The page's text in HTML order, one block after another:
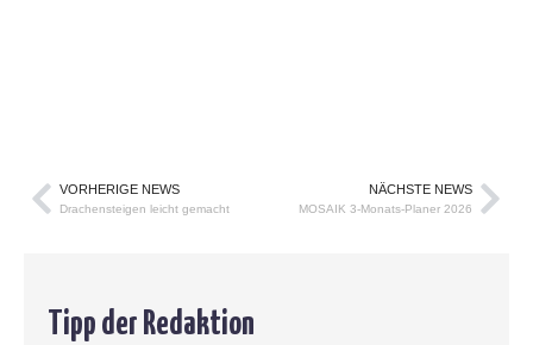
VORHERIGE NEWS
Drachensteigen leicht gemacht
NÄCHSTE NEWS
MOSAIK 3-Monats-Planer 2026
Tipp der Redaktion